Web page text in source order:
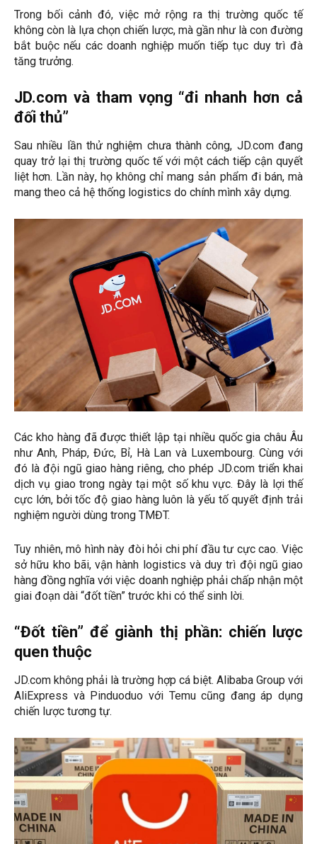
Trong bối cảnh đó, việc mở rộng ra thị trường quốc tế
không còn là lựa chọn chiến lược, mà gần như là con đường
bắt buộc nếu các doanh nghiệp muốn tiếp tục duy trì đà
tăng trưởng.
JD.com và tham vọng “đi nhanh hơn cả
đối thủ”
Sau nhiều lần thử nghiệm chưa thành công, JD.com đang
quay trở lại thị trường quốc tế với một cách tiếp cận quyết
liệt hơn. Lần này, họ không chỉ mang sản phẩm đi bán, mà
mang theo cả hệ thống logistics do chính mình xây dựng.
Các kho hàng đã được thiết lập tại nhiều quốc gia châu Âu
như Anh, Pháp, Đức, Bỉ, Hà Lan và Luxembourg. Cùng với
đó là đội ngũ giao hàng riêng, cho phép JD.com triển khai
dịch vụ giao trong ngày tại một số khu vực. Đây là lợi thế
cực lớn, bởi tốc độ giao hàng luôn là yếu tố quyết định trải
nghiệm người dùng trong TMĐT.
Tuy nhiên, mô hình này đòi hỏi chi phí đầu tư cực cao. Việc
sở hữu kho bãi, vận hành logistics và duy trì đội ngũ giao
hàng đồng nghĩa với việc doanh nghiệp phải chấp nhận một
giai đoạn dài “đốt tiền” trước khi có thể sinh lời.
“Đốt tiền” để giành thị phần: chiến lược
quen thuộc
JD.com không phải là trường hợp cá biệt. Alibaba Group với
AliExpress và Pinduoduo với Temu cũng đang áp dụng
chiến lược tương tự.